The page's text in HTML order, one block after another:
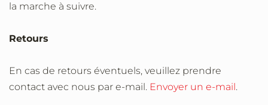
la marche à suivre.
Retours
En cas de retours éventuels, veuillez prendre
contact avec nous par e-mail. Envoyer un e-mail.